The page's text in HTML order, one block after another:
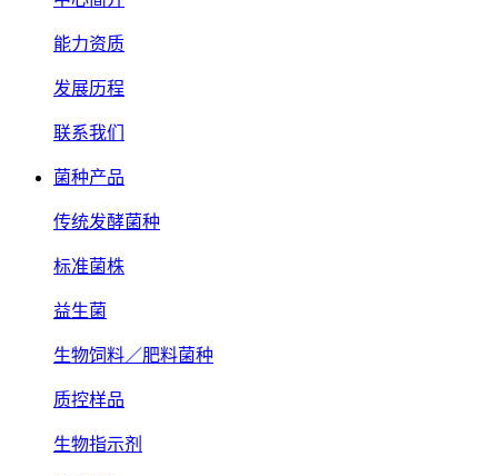
能力资质
发展历程
联系我们
菌种产品
传统发酵菌种
标准菌株
益生菌
生物饲料／肥料菌种
质控样品
生物指示剂